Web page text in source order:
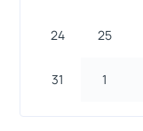
24 25
31 1